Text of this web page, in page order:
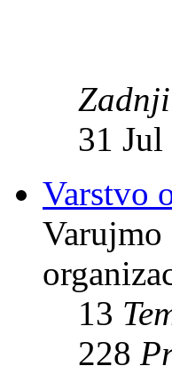
31
Varstvo
Varujmo
13
228